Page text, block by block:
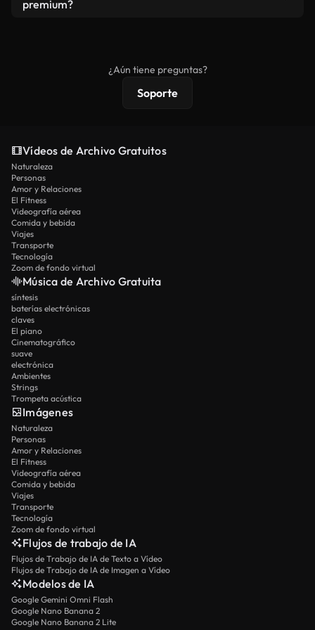
premium?
protecciones de licencia extendidas.
¿Aún tiene preguntas?
Soporte
Vídeos de Archivo Gratuitos
Naturaleza
Personas
Amor y Relaciones
El Fitness
Videografía aérea
Comida y bebida
Viajes
Transporte
Tecnología
Zoom de fondo virtual
Música de Archivo Gratuita
síntesis
baterías electrónicas
claves
El piano
Cinematográfico
suave
electrónica
Ambientes
Strings
Trompeta acústica
Imágenes
Naturaleza
Personas
Amor y Relaciones
El Fitness
Videografía aérea
Comida y bebida
Viajes
Transporte
Tecnología
Zoom de fondo virtual
Flujos de trabajo de IA
Flujos de Trabajo de IA de Texto a Vídeo
Flujos de Trabajo de IA de Imagen a Vídeo
Modelos de IA
Google Gemini Omni Flash
Google Nano Banana 2
Google Nano Banana 2 Lite